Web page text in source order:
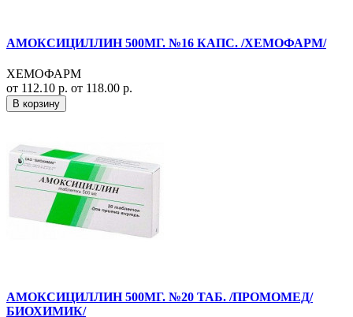
АМОКСИЦИЛЛИН 500МГ. №16 КАПС. /ХЕМОФАРМ/
ХЕМОФАРМ
от 112.10 р. от 118.00 р.
В корзину
АМОКСИЦИЛЛИН 500МГ. №20 ТАБ. /ПРОМОМЕД/
БИОХИМИК/